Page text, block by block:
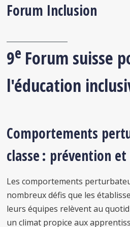
Forum Inclusion
9e Forum suisse
l'éducation
Comportements
classe : prévention
Les comportements
nombreux défis que les
leurs équipes relèvent au
un climat propice aux